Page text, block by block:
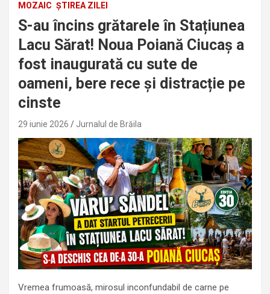
MOZAIC ȘTIREA ZILEI
S-au încins grătarele în Stațiunea
Lacu Sărat! Noua Poiană Ciucaș a
fost inaugurată cu sute de
oameni, bere rece și distracție pe
cinste
29 iunie 2026 Jurnalul de Brăila
Vremea frumoasă, mirosul inconfundabil de carne pe